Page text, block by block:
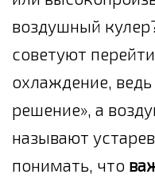
воздушный
советуют
охлаждение,
решение», а
называют
понимать, что